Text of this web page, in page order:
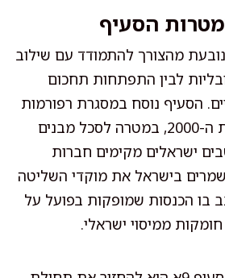
הסעיף
של סעיף 9א נובעת מהצורך להתמודד עם שילוב
לבין התפתחות תחכום
הסעיף נוסח במסגרת רפורמות
המס של תחילת שנות ה-2000, במטרה לסכל מבנים
ישראלים מקימים חברות
בישראל את מוקדי השליטה
בו הכנסות שמופקות בפועל על
ממיסוי ישראלי.